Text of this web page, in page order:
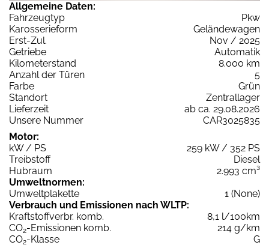
Allgemeine Daten:
Fahrzeugtyp
Pkw
Karosserieform
Geländewagen
Erst-Zul.
Nov / 2025
Getriebe
Automatik
Kilometerstand
8.000 km
Anzahl der Türen
5
Farbe
Grün
Standort
Zentrallager
Lieferzeit
ab ca. 29.08.2026
Unsere Nummer
CAR3025835
Motor:
kW / PS
259 kW / 352 PS
Treibstoff
Diesel
Hubraum
2.993 cm³
Umweltnormen:
Umweltplakette
1 (None)
Verbrauch und Emissionen nach WLTP:
Kraftstoffverbr. komb.
8,1 l/100km
CO2-Emissionen komb.
214 g/km
CO2-Klasse
G